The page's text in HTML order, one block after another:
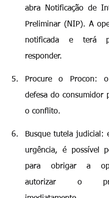
abra Notificação de
Preliminar (NIP). A
notificada e terá
responder.
Procure o Procon:
defesa do consumidor
o conflito.
Busque tutela judicial:
urgência, é possível
para obrigar a
autorizar o